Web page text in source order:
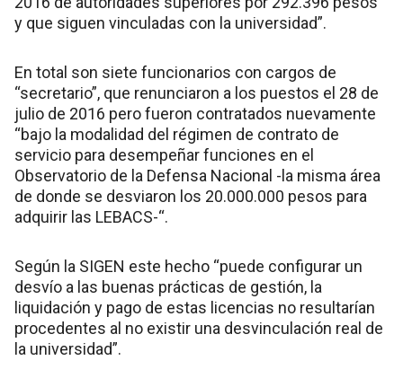
y que siguen vinculadas con la universidad”.
En total son siete funcionarios con cargos de
“secretario”, que renunciaron a los puestos el 28 de
julio de 2016 pero fueron contratados nuevamente
“bajo la modalidad del régimen de contrato de
servicio para desempeñar funciones en el
Observatorio de la Defensa Nacional -la misma área
de donde se desviaron los 20.000.000 pesos para
adquirir las LEBACS-“.
Según la SIGEN este hecho “puede configurar un
desvío a las buenas prácticas de gestión, la
liquidación y pago de estas licencias no resultarían
procedentes al no existir una desvinculación real de
la universidad”.